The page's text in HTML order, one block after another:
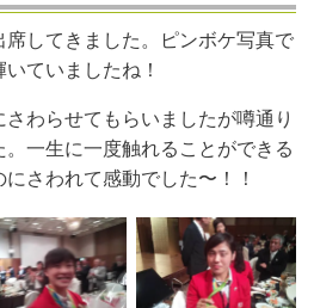
してきました。ピンボケ写真で
ていましたね！
わらせてもらいましたが噂通り
一生に一度触れることができる
さわれて感動でした〜！！